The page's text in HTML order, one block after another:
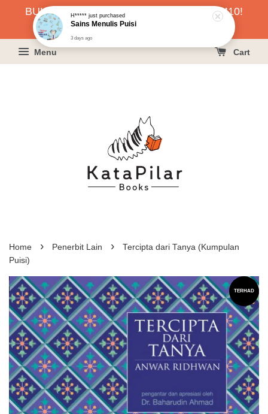
BUKU HARGA RAHMAH SERENDAH RM10!
KLIK SINI UNTUK PESAN!
Menu Cart
Home › Penerbit Lain ›
Tercipta dari Tanya (Kumpulan
Puisi)
TERHAD
H*****just purchased
Sains Menulis Puisi
3 days ago